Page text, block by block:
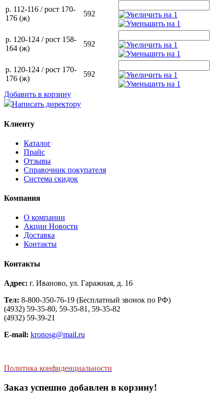
р. 112-116 / рост 170-
176 (ж)
592
р. 120-124 / рост 158-
164 (ж)
592
р. 120-124 / рост 170-
176 (ж)
592
Добавить в корзину
Написать директору
Клиенту
Каталог
Прайс
Отзывы
Справочник покупателя
Система скидок
Компания
О компании
Aкции Новости
Доставка
Контакты
Контакты
Адрес: г. Иваново, ул. Гаражная, д. 16
Тел: 8-800-350-76-19 (Бесплатный звонок по РФ)
(4932) 59-35-80, 59-35-81, 59-35-82
(4932) 59-39-21
E-mail: kronosg@mail.ru
Политика конфиденциальности
Заказ успешно добавлен в корзину!